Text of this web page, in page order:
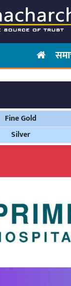
Fine Gold
Silver